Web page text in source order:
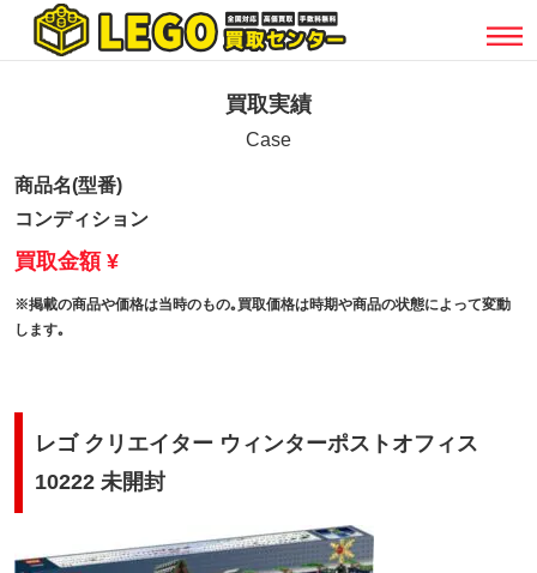
買取実績
Case
商品名(型番)
コンディション
買取金額 ¥
※掲載の商品や価格は当時のもの｡買取価格は時期や商品の状態によって変動
します｡
レゴ クリエイター ウィンターポストオフィス
10222 未開封